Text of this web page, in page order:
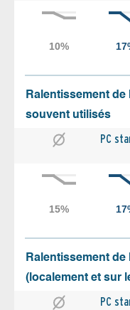
Ralentissement
souvent utilisés
PC
Ralentissement
(localement et sur
PC